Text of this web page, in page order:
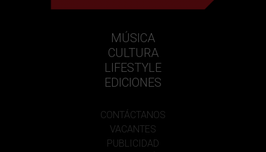
MÚSICA
CULTURA
LIFESTYLE
EDICIONES
CONTÁCTANOS
VACANTES
PUBLICIDAD